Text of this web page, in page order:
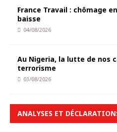
France Travail : chômage
baisse
04/08/2026
Au Nigeria, la lutte de nos
terrorisme
03/08/2026
ANALYSES ET